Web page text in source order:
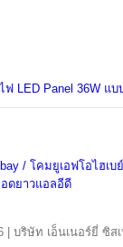
LED Panel 36W แบ
/ โคมยูเอฟโอไฮเบย์
ดยาวแอลอีดี
| บริษัท เอ็นเนอร์ยี่ ซิส